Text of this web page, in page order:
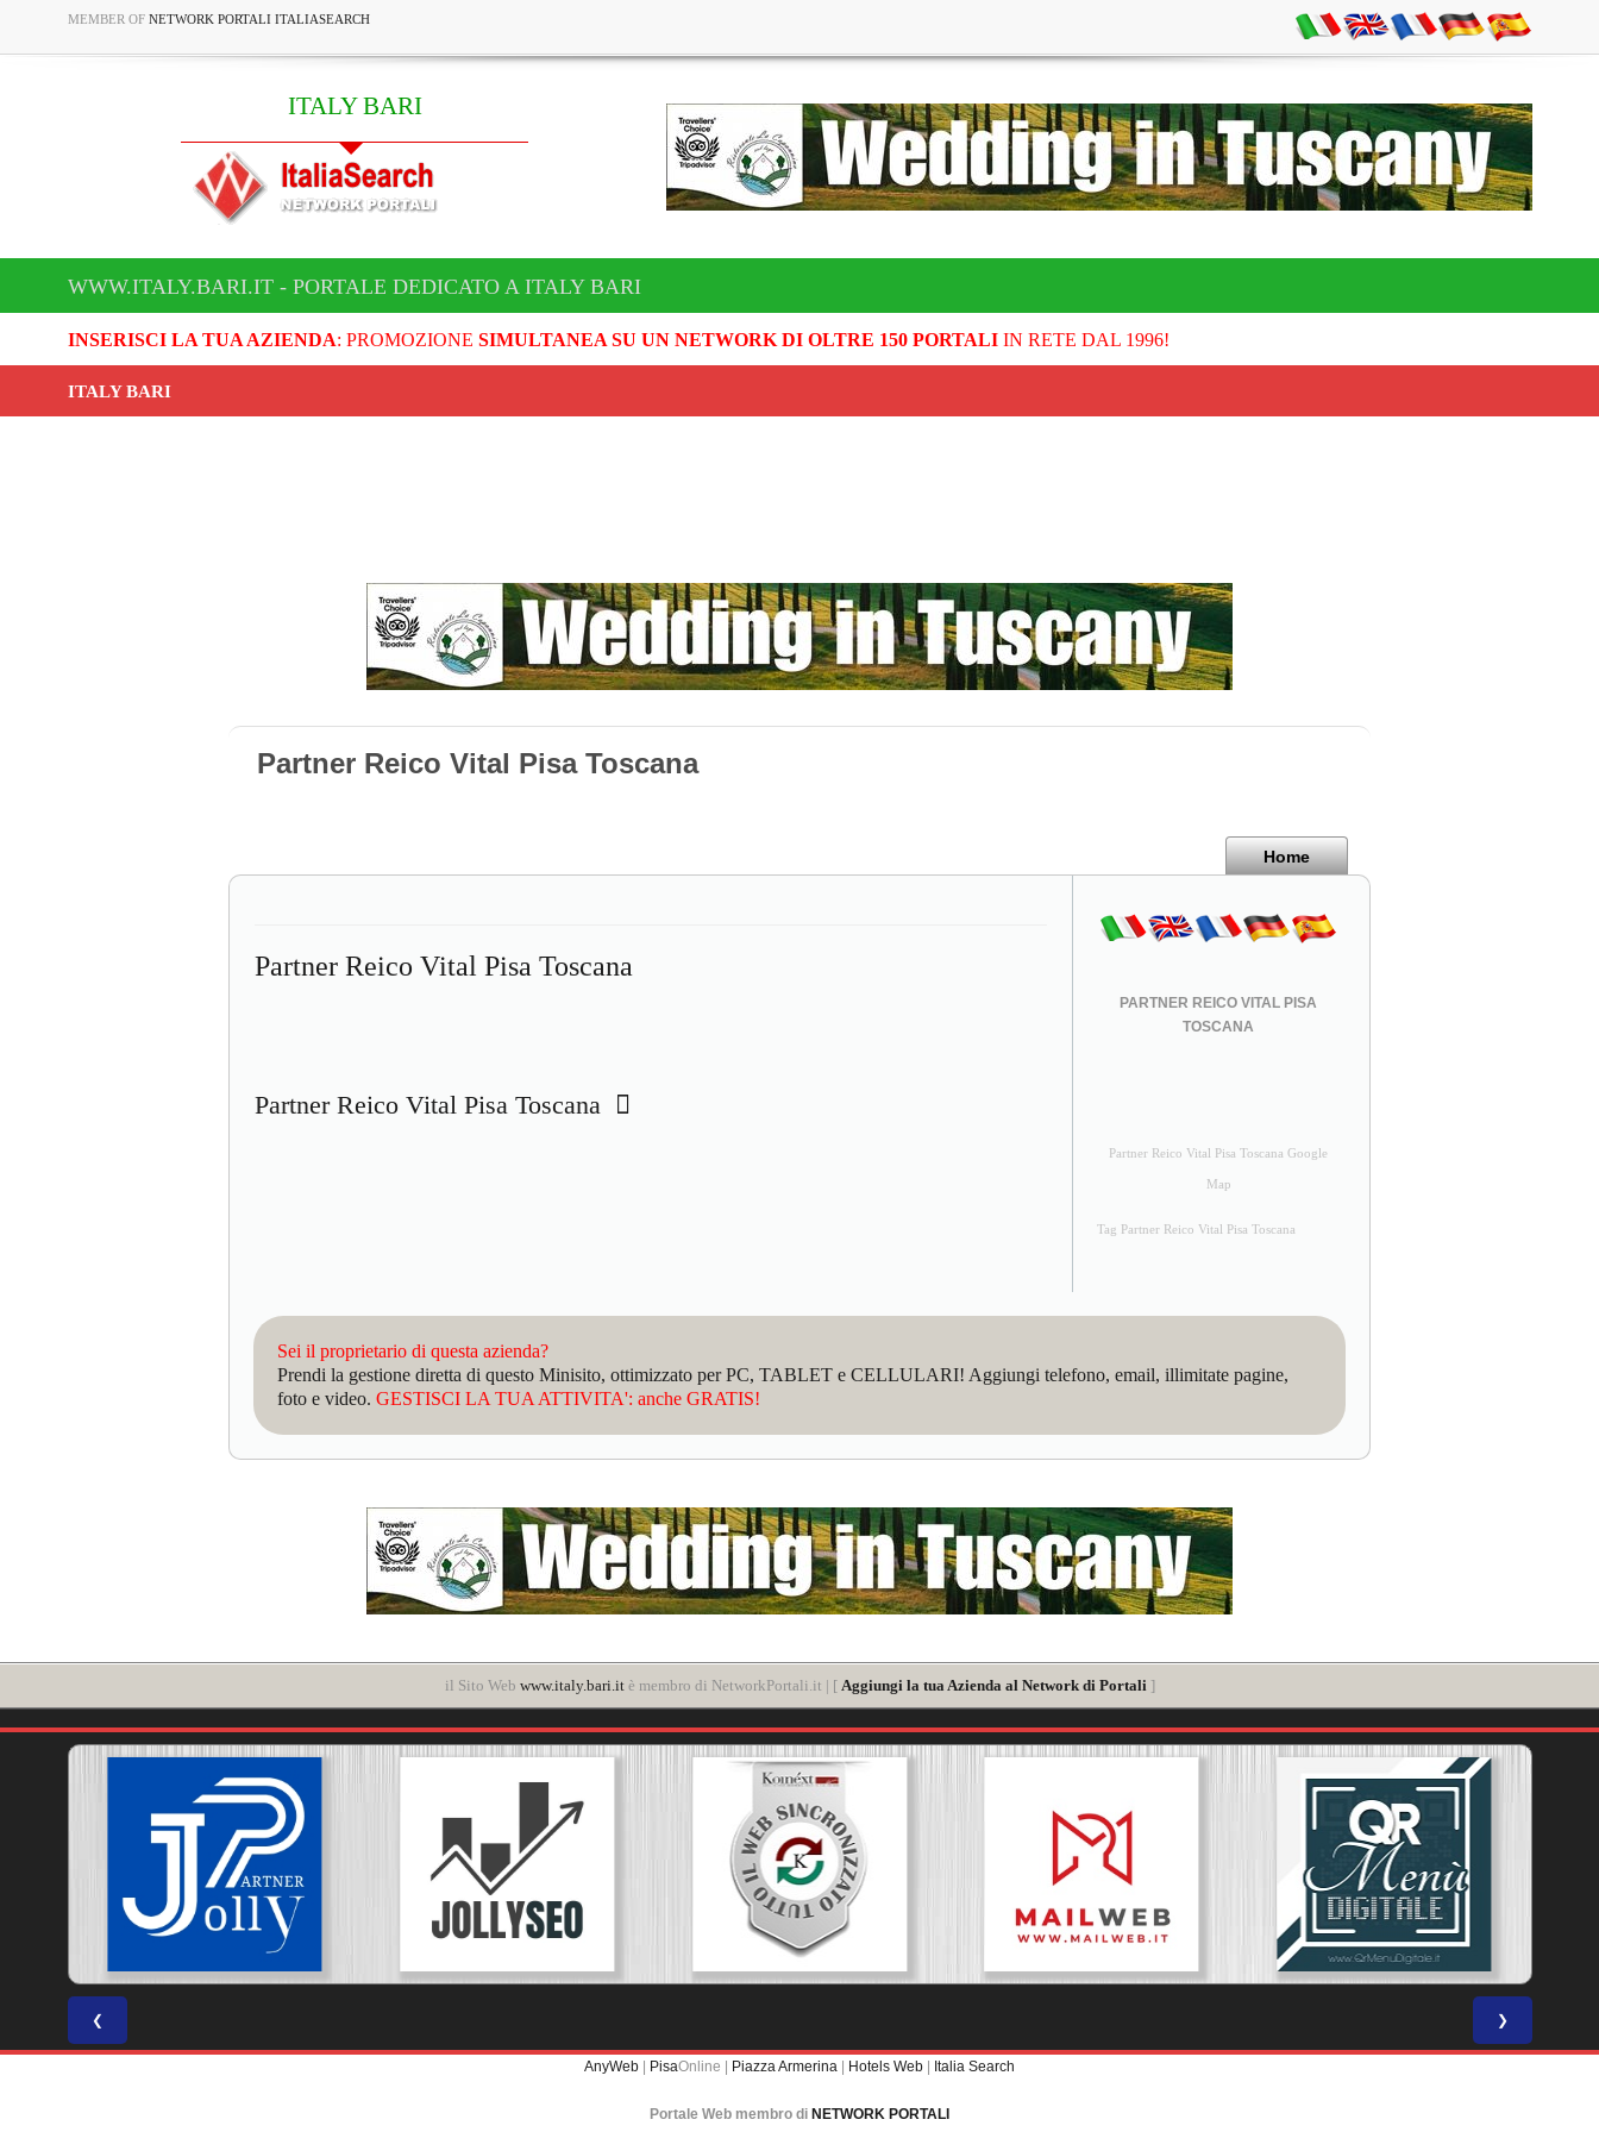
MEMBER OF NETWORK PORTALI ITALIASEARCH
ITALY BARI
WWW.ITALY.BARI.IT - PORTALE DEDICATO A ITALY BARI
INSERISCI LA TUA AZIENDA: PROMOZIONE SIMULTANEA SU UN NETWORK DI OLTRE 150 PORTALIIN RETE DAL 1996!
ITALY BARI
Partner Reico Vital Pisa Toscana
Home
Partner Reico Vital Pisa Toscana
Partner Reico Vital Pisa Toscana
PARTNER REICO VITAL PISA
TOSCANA
Partner Reico Vital Pisa Toscana Google
Map
Tag Partner Reico Vital Pisa Toscana
Sei il proprietario di questa azienda?
Prendi la gestione diretta di questo Minisito, ottimizzato per PC, TABLET e CELLULARI! Aggiungi telefono, email, illimitate pagine,
foto e video. GESTISCI LA TUA ATTIVITA': anche GRATIS!
il Sito Web www.italy.bari.itè membro di NetworkPortali.it | [ Aggiungi la tua Azienda al Network di Portali ]
❮ ❯
AnyWeb | PisaOnline | Piazza Armerina | Hotels Web | Italia Search
Portale Web membro di NETWORK PORTALI